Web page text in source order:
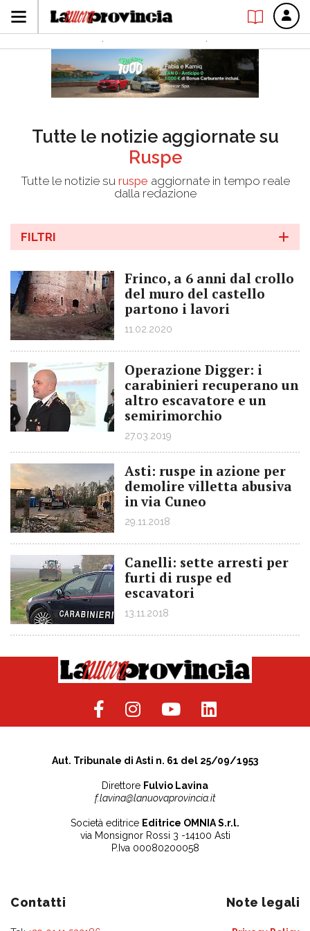
Tutte le notizie aggiornate su
Ruspe
Tutte le notizie su ruspe aggiornate in tempo reale
dalla redazione
FILTRI
Frinco, a 6 anni dal crollo
del muro del castello
partono i lavori
11.02.2020
Operazione Digger: i
carabinieri recuperano un
altro escavatore e un
semirimorchio
27.03.2019
Asti: ruspe in azione per
demolire villetta abusiva
in via Cuneo
29.11.2018
Canelli: sette arresti per
furti di ruspe ed
escavatori
13.11.2018
Aut. Tribunale di Asti n. 61 del 25/09/1953
Direttore Fulvio Lavina
f.lavina@lanuovaprovincia.it
Società editrice Editrice OMNIA S.r.l.
via Monsignor Rossi 3 -14100 Asti
P.Iva 00080200058
Contatti Note legali